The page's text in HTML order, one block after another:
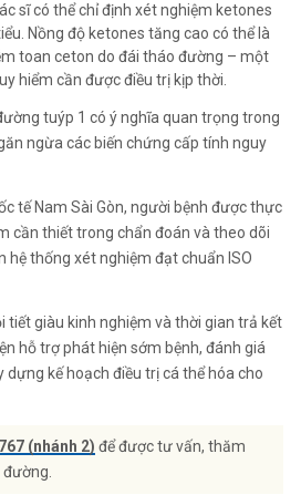
sĩ có thể chỉ định xét nghiệm ketones
Nồng độ ketones tăng cao có thể là
toan ceton do đái tháo đường – một
hiểm cần được điều trị kịp thời.
tuýp 1 có ý nghĩa quan trọng trong
ngừa các biến chứng cấp tính nguy
tế Nam Sài Gòn, người bệnh được thực
cần thiết trong chẩn đoán và theo dõi
hệ thống xét nghiệm đạt chuẩn ISO
tiết giàu kinh nghiệm và thời gian trả kết
hỗ trợ phát hiện sớm bệnh, đánh giá
dựng kế hoạch điều trị cá thể hóa cho
(nhánh 2) để được tư vấn, thăm